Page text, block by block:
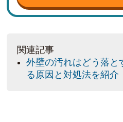
関連記事
外壁の汚れはどう落と
る原因と対処法を紹介